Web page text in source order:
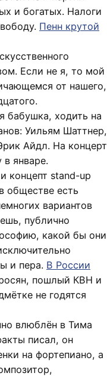
и богатых. Налоги
Пенн крутой
Если не я, то мой
от нашего,
бабушка, ходить на
Уильям Шаттнер,
Айдл. На концерт
январе.
концепт stand-up
обществе есть
вариантов
публично
какой бы они
и пера. В России
пошлый КВН и
не годятся
влюблён в Тима
писал, он
на фортепиано, а